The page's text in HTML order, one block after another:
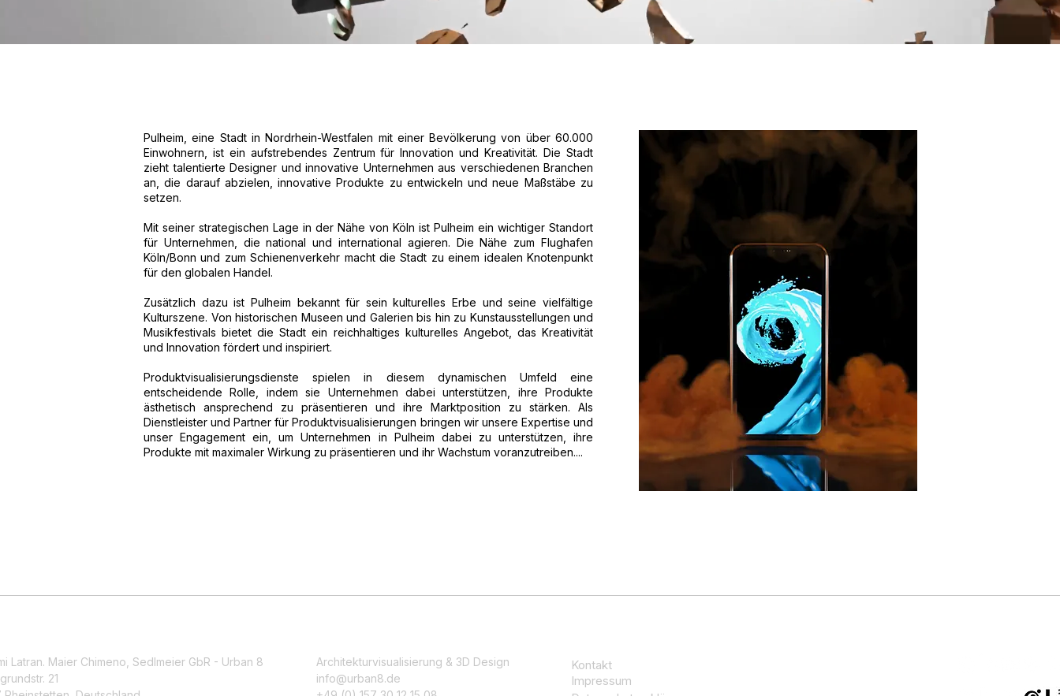
Pulheim, eine Stadt in Nordrhein-Westfalen mit einer Bevölkerung von über 60.000
Einwohnern, ist ein aufstrebendes Zentrum für Innovation und Kreativität. Die Stadt
zieht talentierte Designer und innovative Unternehmen aus verschiedenen Branchen
an, die darauf abzielen, innovative Produkte zu entwickeln und neue Maßstäbe zu
setzen.
Mit seiner strategischen Lage in der Nähe von Köln ist Pulheim ein wichtiger Standort
für Unternehmen, die national und international agieren. Die Nähe zum Flughafen
Köln/Bonn und zum Schienenverkehr macht die Stadt zu einem idealen Knotenpunkt
für den globalen Handel.
Zusätzlich dazu ist Pulheim bekannt für sein kulturelles Erbe und seine vielfältige
Kulturszene. Von historischen Museen und Galerien bis hin zu Kunstausstellungen und
Musikfestivals bietet die Stadt ein reichhaltiges kulturelles Angebot, das Kreativität
und Innovation fördert und inspiriert.
Produktvisualisierungsdienste spielen in diesem dynamischen Umfeld eine
entscheidende Rolle, indem sie Unternehmen dabei unterstützen, ihre Produkte
ästhetisch ansprechend zu präsentieren und ihre Marktposition zu stärken. Als
Dienstleister und Partner für Produktvisualisierungen bringen wir unsere Expertise und
unser Engagement ein, um Unternehmen in Pulheim dabei zu unterstützen, ihre
Produkte mit maximaler Wirkung zu präsentieren und ihr Wachstum voranzutreiben....
Latran. Maier Chimeno, Sedlmeier GbR - Urban 8
21
Architekturvisualisierung & 3D Design
info@urban8.de
Kontakt
Impressum